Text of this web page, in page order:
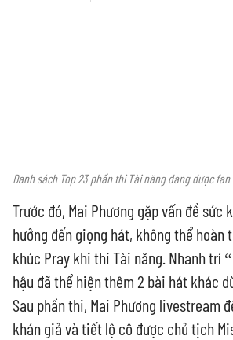
Danh sách Top 23 phần thi Tài năng đang được fan
Trước đó, Mai Phương gặp vấn đề sức
hưởng đến giọng hát, không thể hoàn
khúc Pray khi thi Tài năng. Nhanh trí
hậu đã thể hiện thêm 2 bài hát khác
Sau phần thi, Mai Phương livestream
khán giả và tiết lộ cô được chủ tịch